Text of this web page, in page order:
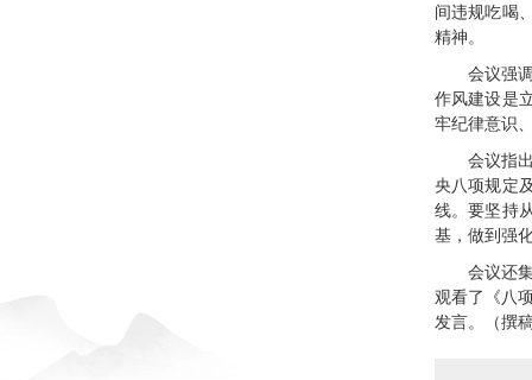
间违规吃喝
精神。
会议强
作风建设是
牢纪律意识
会议指
央八项规定
线。要坚持
基，做到强
会议还
观看了《八
发言。（撰